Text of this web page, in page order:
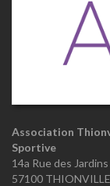
Association
Sportive
14a Rue des
57100 THIONVILLE